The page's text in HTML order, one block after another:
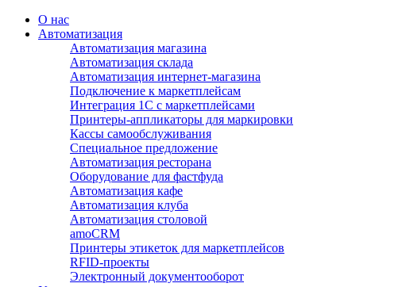
О нас
Автоматизация
Автоматизация магазина
Автоматизация склада
Автоматизация интернет-магазина
Подключение к маркетплейсам
Интеграция 1С с маркетплейсами
Принтеры-аппликаторы для маркировки
Кассы самообслуживания
Специальное предложение
Автоматизация ресторана
Оборудование для фастфуда
Автоматизация кафе
Автоматизация клуба
Автоматизация столовой
amoCRM
Принтеры этикеток для маркетплейсов
RFID-проекты
Электронный документооборот